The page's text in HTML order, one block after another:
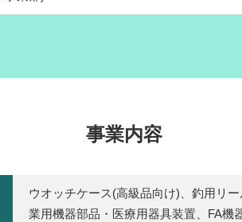
事業内容
ウオッチケース(高級品向け)、釣用リ
業用機器部品・医療用器具装置、FA機